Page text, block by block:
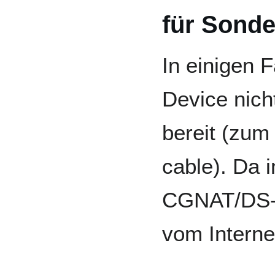
für
In einigen
Device
bereit
cable). Da
CGNAT/
vom